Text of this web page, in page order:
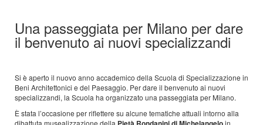
Una passeggiata per Milano per dare
il benvenuto ai nuovi specializzandi
Si è aperto il nuovo anno accademico della Scuola di Specializzazione in
Beni Architettonici e del Paesaggio. Per dare il benvenuto ai nuovi
specializzandi, la Scuola ha organizzato una passeggiata per Milano.
È stata l’occasione per riflettere su alcune tematiche attuali intorno alla
dibattuta musealizzazione della
in